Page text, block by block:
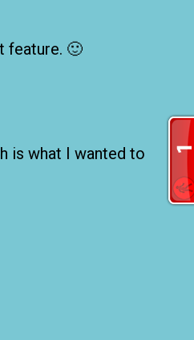
feature. 🙂
is what I wanted to